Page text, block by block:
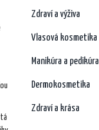
Zdraví a výživa
Vlasová kosmetika
Manikúra a pedikúra
Dermokosmetika
Zdraví a krása